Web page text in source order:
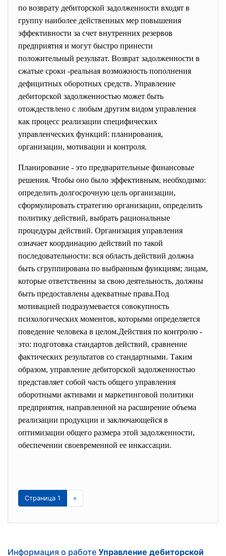
по возврату дебиторской задолженности входят в
группу наиболее действенных мер повышения
эффективности за счет внутренних резервов
предприятия и могут быстро принести
положительный результат. Возврат задолженности в
сжатые сроки -реальная возможность пополнения
дефицитных оборотных средств. Управление
дебиторской задолженностью может быть
отождествлено с любым другим видом управления
как процесс реализации специфических
управленческих функций: планирования,
организации, мотивации и контроля.
Планирование - это предварительные финансовые
решения. Чтобы оно было эффективным, необходимо:
определить долгосрочную цель организации,
сформулировать стратегию организации, определить
политику действий, выбрать рациональные
процедуры действий. Организация управления
означает координацию действий по такой
последовательности: вся область действий должна
быть сгруппирована по выбранным функциям; лицам,
которые ответственны за свою деятельность, должны
быть предоставлены адекватные права.Под
мотивацией подразумевается совокупность
психологических моментов, которыми определяется
поведение человека в целом.Действия по контролю -
это: подготовка стандартов действий, сравнение
фактических результатов со стандартными. Таким
образом, управление дебиторской задолженностью
представляет собой часть общего управления
оборотными активами и маркетинговой политики
предприятия, направленной на расширение объема
реализации продукции и заключающейся в
оптимизации общего размера этой задолженности,
обеспечении своевременной ее инкассации.
Страница 1 »
Информация о работе Управление дебиторской